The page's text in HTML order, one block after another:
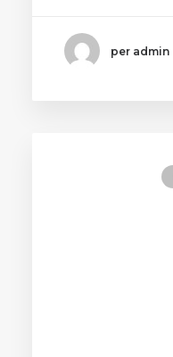
per admin